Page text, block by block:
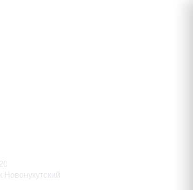
Новонукутский